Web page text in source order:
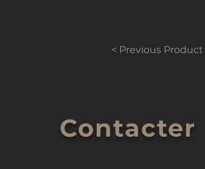
< Previous Product
Contacter